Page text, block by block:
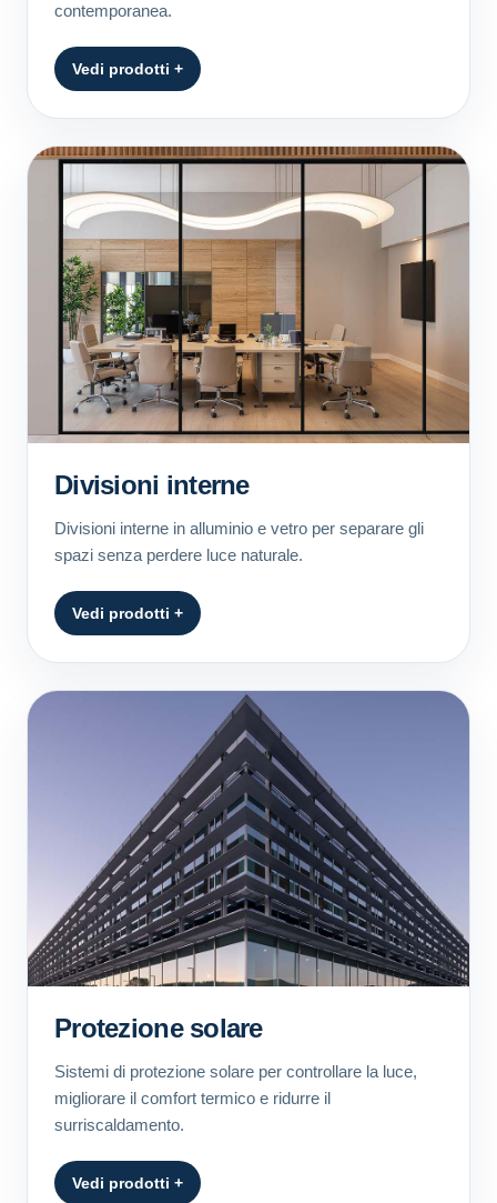
contemporanea.
Vedi prodotti +
Divisioni interne
Divisioni interne in alluminio e vetro per separare gli
spazi senza perdere luce naturale.
Vedi prodotti +
Protezione solare
Sistemi di protezione solare per controllare la luce,
migliorare il comfort termico e ridurre il
surriscaldamento.
Vedi prodotti +